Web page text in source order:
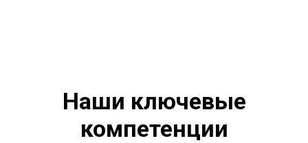
Наши ключевые
компетенции